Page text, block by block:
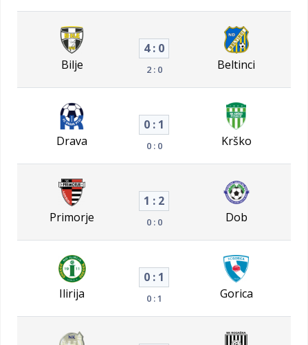
Bilje
4 : 0
2 : 0 Beltinci
Drava
0 : 1
0 : 0 Krško
Primorje
1 : 2
0 : 0 Dob
Ilirija
0 : 1
0 : 1 Gorica